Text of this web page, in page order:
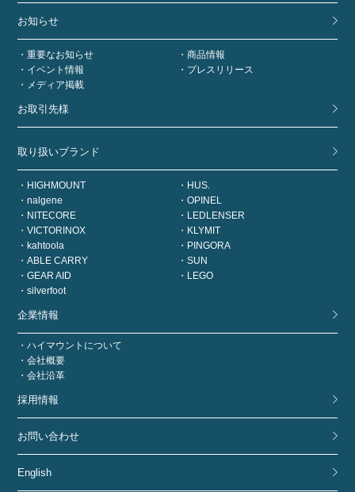
お知らせ
重要なお知らせ
商品情報
イベント情報
プレスリリース
メディア掲載
お取引先様
取り扱いブランド
HIGHMOUNT
HUS.
nalgene
OPINEL
NITECORE
LEDLENSER
VICTORINOX
KLYMIT
kahtoola
PINGORA
ABLE CARRY
SUN
GEAR AID
LEGO
silverfoot
企業情報
ハイマウントについて
会社概要
会社沿革
採用情報
お問い合わせ
English